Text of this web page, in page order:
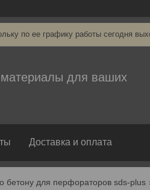
по ее графику работы сегодня
для ваших
Доставка и оплата
бетону для перфораторов sds-plus